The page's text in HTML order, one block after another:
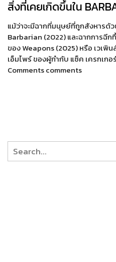
สิ่งที่เคยเกิดขึ้นใน
แม้ว่าจะมีฉากที่มนุษย์ที่ถูกสังหารด้
Barbarian (2022) และฉากการฉี
ของ Weapons (2025) หรือ เวเ
เอ็มไพร์ ของผู้กำกับ แซ็ค เครกเก
Comments comments